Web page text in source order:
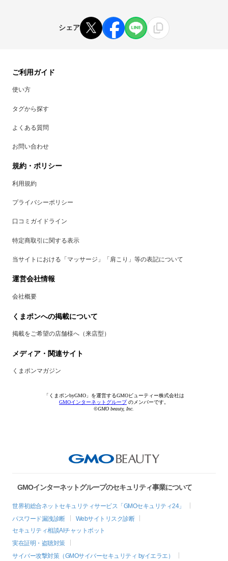
シェア
ご利用ガイド
使い方
タグから探す
よくある質問
お問い合わせ
規約・ポリシー
利用規約
プライバシーポリシー
口コミガイドライン
特定商取引に関する表示
当サイトにおける「マッサージ」「肩こり」等の表記について
運営会社情報
会社概要
くまポンへの掲載について
掲載をご希望の店舗様へ（来店型）
メディア・関連サイト
くまポンマガジン
「くまポンbyGMO」を運営するGMOビューティー株式会社は
GMOインターネットグループのメンバーです。
©GMO beauty, Inc.
GMOインターネットグループのセキュリティ事業について
世界初総合ネットセキュリティサービス「GMOセキュリティ24」
パスワード漏洩診断
Webサイトリスク診断
セキュリティ相談AIチャットボット
実在証明・盗聴対策
サイバー攻撃対策（GMOサイバーセキュリティ byイエラエ）